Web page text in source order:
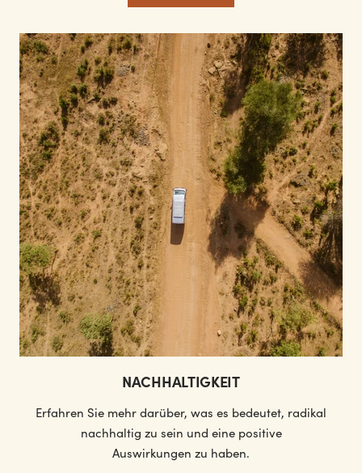
NACHHALTIGKEIT
Erfahren Sie mehr darüber, was es bedeutet, radikal
nachhaltig zu sein und eine positive
Auswirkungen zu haben.